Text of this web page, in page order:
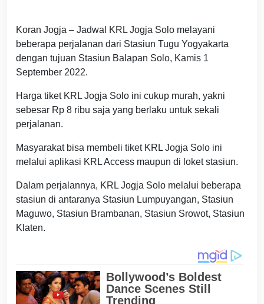
Koran Jogja – Jadwal KRL Jogja Solo melayani
beberapa perjalanan dari Stasiun Tugu Yogyakarta
dengan tujuan Stasiun Balapan Solo, Kamis 1
September 2022.
Harga tiket KRL Jogja Solo ini cukup murah, yakni
sebesar Rp 8 ribu saja yang berlaku untuk sekali
perjalanan.
Masyarakat bisa membeli tiket KRL Jogja Solo ini
melalui aplikasi KRL Access maupun di loket stasiun.
Dalam perjalannya, KRL Jogja Solo melalui beberapa
stasiun di antaranya Stasiun Lumpuyangan, Stasiun
Maguwo, Stasiun Brambanan, Stasiun Srowot, Stasiun
Klaten.